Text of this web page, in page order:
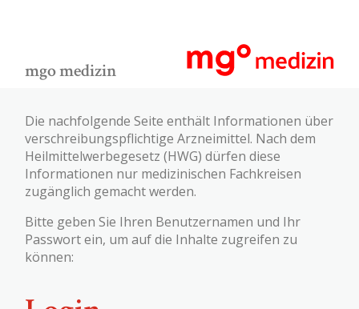
mgo medizin
Die nachfolgende Seite enthält Informationen über
verschreibungspflichtige Arzneimittel. Nach dem
Heilmittelwerbegesetz (HWG) dürfen diese
Informationen nur medizinischen Fachkreisen
zugänglich gemacht werden.
Bitte geben Sie Ihren Benutzernamen und Ihr
Passwort ein, um auf die Inhalte zugreifen zu
können: